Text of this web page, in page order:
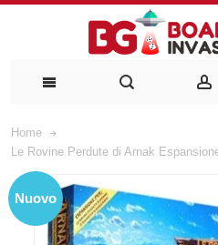
Home
Le Rovine Perdute di Arnak
Nuovo